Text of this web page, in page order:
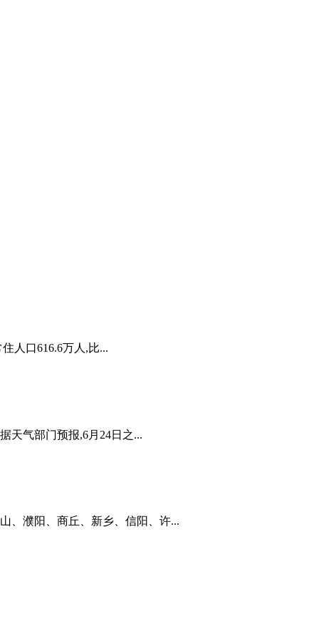
人口616.6万人,比...
天气部门预报,6月24日之...
、濮阳、商丘、新乡、信阳、许...